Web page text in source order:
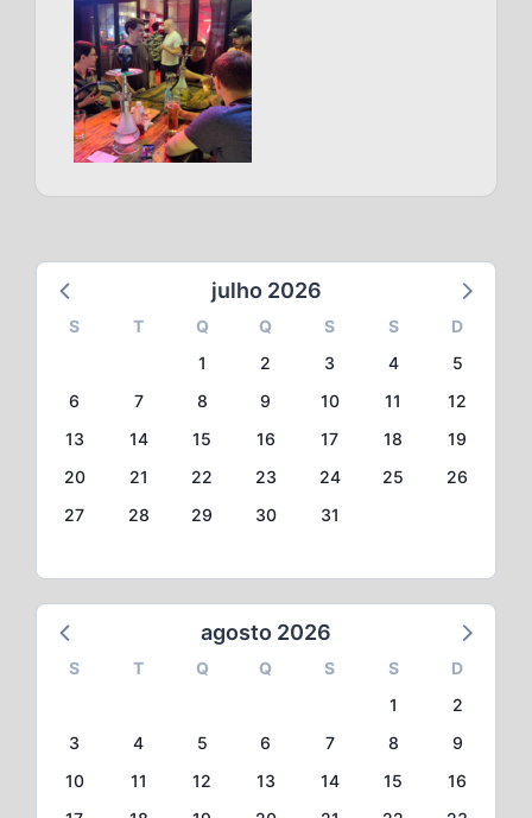
julho 2026
S T Q Q S S
D
1
2 3 4
5
6
7 8 9 10 11
12
13
14 15 16 17 18
19
20
21 22 23 24 25
26
27
28 29 30 31
agosto 2026
S T Q Q S S
D
1
2
3
4 5 6 7 8
9
10
11 12 13 14 15
16